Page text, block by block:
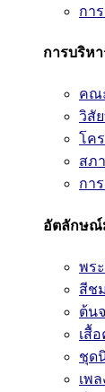
กา
การบริห
คณ
วิสั
โค
สภ
กา
อัตลักษณ์
พร
สีช
ต้น
เสื้
ชุด
เพ